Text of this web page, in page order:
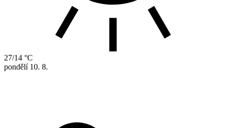
27/14 °C
pondělí 10. 8.